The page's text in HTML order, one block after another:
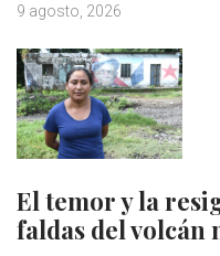
9 agosto, 2026
El temor y la
faldas del volcán